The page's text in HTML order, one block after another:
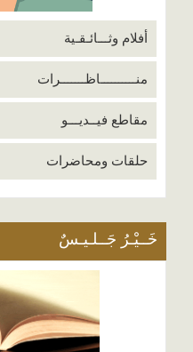
أفلام وثـــائـقـية
منــــــــــاظـــــــرات
مقاطع فيــديـــو
حلقات ومحاضرات
خَــيْـرُ جَــلـيـسٌ